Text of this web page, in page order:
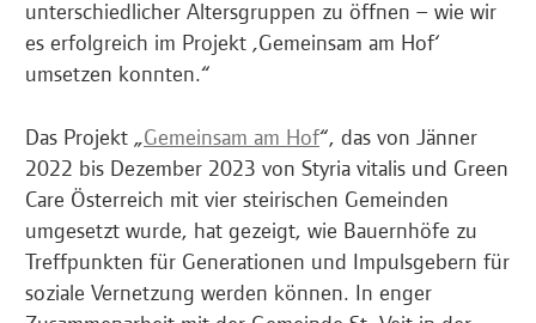
unterschiedlicher Altersgruppen zu öffnen – wie wir
es erfolgreich im Projekt ‚Gemeinsam am Hof‘
umsetzen konnten.“
Das Projekt „Gemeinsam am Hof“, das von Jänner
2022 bis Dezember 2023 von Styria vitalis und Green
Care Österreich mit vier steirischen Gemeinden
umgesetzt wurde, hat gezeigt, wie Bauernhöfe zu
Treffpunkten für Generationen und Impulsgebern für
soziale Vernetzung werden können. In enger